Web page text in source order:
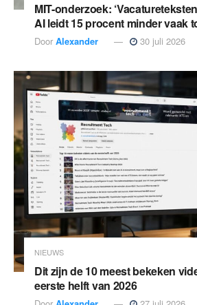
MIT-onderzoek:
AI leidt 15 procent minder vaak
Door Alexander 30 juli 2026
NIEUWS
Dit zijn de 10 meest bekeken
eerste helft van 2026